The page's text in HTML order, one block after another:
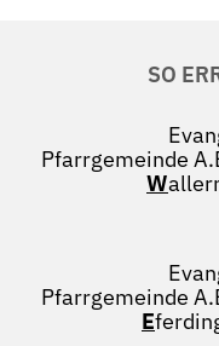
SO
Pfarrgemeinde
W
Pfarrgemeinde
E